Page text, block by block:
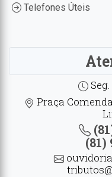
Telefones Úteis
Praça
(81)